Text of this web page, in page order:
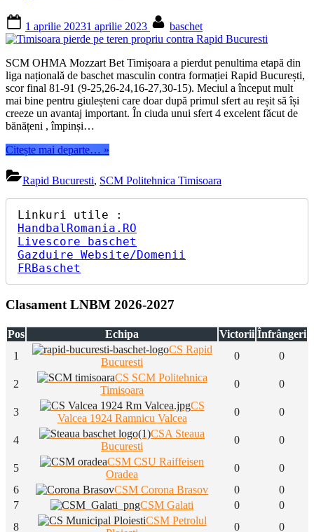
on
1 aprilie 20231 aprilie 2023 baschet
SCM OHMA Mozzart Bet Timișoara a pierdut penultima etapă din
liga națională de baschet masculin contra formației Rapid București,
scor final 81-91 (9-25,26-24,16-27,30-15). Meciul a început mult
mai bine pentru giuleșteni care doar după primul sfert au reșit să își
creeze un avantaj important. În ciuda unui sfert 4 excelent făcut de
bănățeni , împinși…
Citește mai departe… “Timisoara
pe
teren
propriu
contra
Rapid
Bucuresti”
»
Rapid Bucuresti, SCM Politehnica Timisoara
HandbalRomania.RO
Livescore baschet
Gazduire Website/Domenii
FRBaschet
Clasament LNBM 2026-2027
Pos Echipa Victorii Înfrângeri
1
CS Rapid
Bucuresti
0 0
2
CS SCM Politehnica
Timisoara
0 0
3
CS
Valcea 1924 Ramnicu Valcea
0 0
4
CSA Steaua
Bucuresti
0 0
5
CSM CSU Raiffeisen
Oradea
0
0
6
CSM Corona Brasov 0
0
7
CSM Galati 0
0
8
CSM Petrolul
0
0